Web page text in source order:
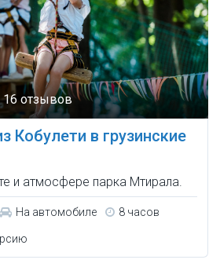
16 отзывов
Кобулети в грузинские
и атмосфере парка Мтирала.
На автомобиле 8 часов